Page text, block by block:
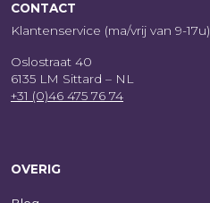
CONTACT
Klantenservice (ma/vrij van 9-17u)
Oslostraat 40
6135 LM Sittard – NL
+31 (0)46 475 76 74
OVERIG